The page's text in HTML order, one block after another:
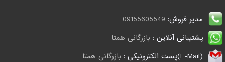
مدیر فروش: 09155605549
پشتیبانی آنلاین : بازرگانی همتا
(E-Mail)پست الکترونیکی :
بازرگانی همتا